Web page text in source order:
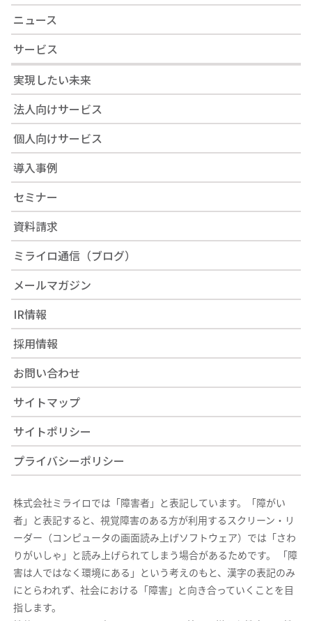
ニュース
サービス
実現したい未来
法人向けサービス
個人向けサービス
導入事例
セミナー
資料請求
ミライロ通信（ブログ）
メールマガジン
IR情報
採用情報
お問い合わせ
サイトマップ
サイトポリシー
プライバシーポリシー
株式会社ミライロでは「障害者」と表記しています。「障がい
者」と表記すると、視覚障害のある方が利用するスクリーン・リ
ーダー（コンピュータの画面読み上げソフトウェア）では「さわ
りがいしゃ」と読み上げられてしまう場合があるためです。 「障
害は人ではなく環境にある」という考えのもと、漢字の表記のみ
にとらわれず、社会における「障害」と向き合っていくことを目
指します。